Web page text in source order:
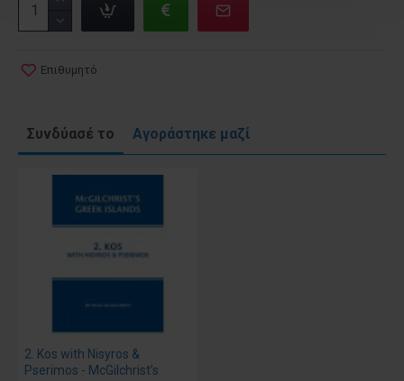
Επιθυμητό
Συνδύασέ το Αγοράστηκε μαζί
2. Kos with Nisyros &
Pserimos - McGilchrist’s